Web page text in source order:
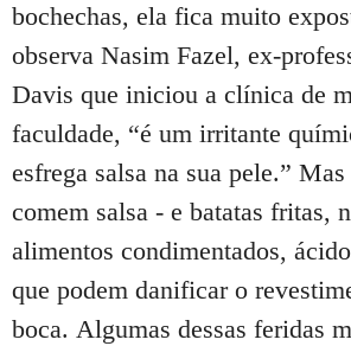
bochechas, ela fica muito
observa Nasim Fazel, ex-
Davis que iniciou a clínica de
faculdade, “é um irritante
esfrega salsa na sua pele.” Mas
comem salsa - e batatas fritas,
alimentos condimentados,
que podem danificar o
boca. Algumas dessas feridas